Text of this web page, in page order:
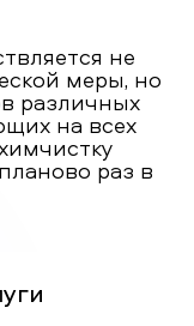
не
меры, но
различных
на всех
раз в